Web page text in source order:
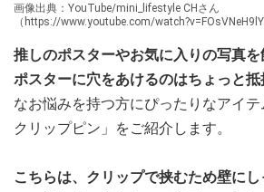
画像出典：YouTube/mini_lifestyle CHさん
（https://www.youtube.com/
推しのポスターやお気に入りの写真
ポスターに穴をあけるのはちょっと抵
なお悩みを持つ方にぴったりなアイ
クリップピン」をご紹介します。
こちらは、クリップで挟むため壁に